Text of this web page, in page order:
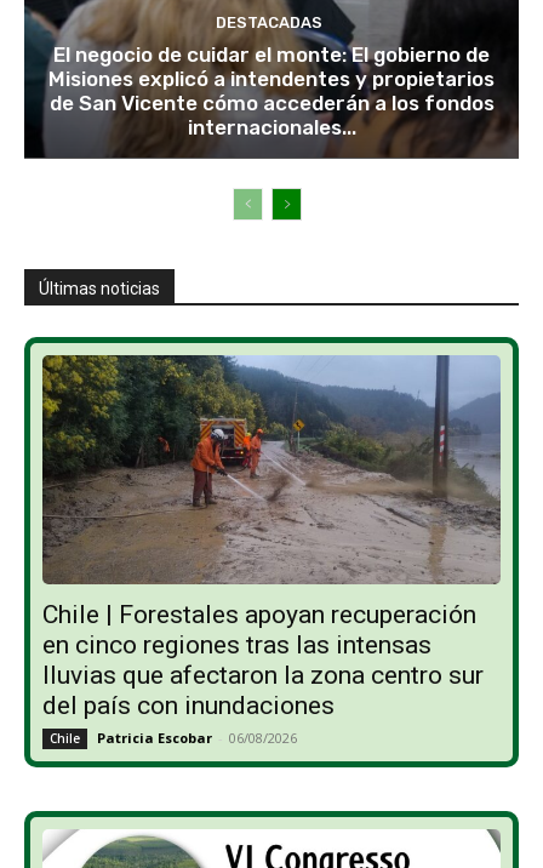
DESTACADAS
El negocio de cuidar el monte: El gobierno de
Misiones explicó a intendentes y propietarios
de San Vicente cómo accederán a los fondos
internacionales...
Últimas noticias
Chile | Forestales apoyan recuperación
en cinco regiones tras las intensas
lluvias que afectaron la zona centro sur
del país con inundaciones
Chile Patricia Escobar - 06/08/2026